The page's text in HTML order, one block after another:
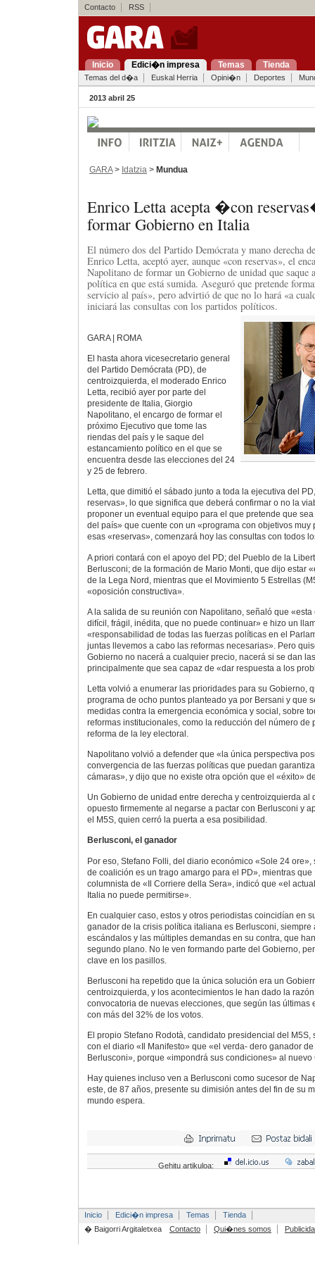
Contacto RSS
Inicio Edici�n impresa Temas Tienda
Temas del d�a Euskal Herria Opini�n Deportes
2013 abril 25
GARA> Idatzia > Mundua
Enrico Letta acepta �con
formar Gobierno en Italia
El número dos del Partido Demócrata y mano derecha
Enrico Letta, aceptó ayer, aunque «con reservas», el
Napolitano de formar un Gobierno de unidad que saque
política en que está sumida. Aseguró que pretende
servicio al país», pero advirtió de que no lo hará «a
iniciará las consultas con los partidos políticos.
GARA | ROMA
El hasta ahora vicesecretario general
del Partido Demócrata (PD), de
centroizquierda, el moderado Enrico
Letta, recibió ayer por parte del
presidente de Italia, Giorgio
Napolitano, el encargo de formar el
próximo Ejecutivo que tome las
riendas del país y le saque del
estancamiento político en el que se
encuentra desde las elecciones del 24
y 25 de febrero.
Letta, que dimitió el sábado junto a toda la ejecutiva del
reservas», lo que significa que deberá confirmar o no la
proponer un eventual equipo para el que pretende que
del país» que cuente con un «programa con objetivos muy
esas «reservas», comenzará hoy las consultas con todos
A priori contará con el apoyo del PD; del Pueblo de la
Berlusconi; de la formación de Mario Monti, que dijo estar
de la Lega Nord, mientras que el Movimiento 5 Estrellas
«oposición constructiva».
A la salida de su reunión con Napolitano, señaló que
difícil, frágil, inédita, que no puede continuar» e hizo un
«responsabilidad de todas las fuerzas políticas en el
juntas llevemos a cabo las reformas necesarias». Pero
Gobierno no nacerá a cualquier precio, nacerá si se dan
principalmente que sea capaz de «dar respuesta a los
Letta volvió a enumerar las prioridades para su Gobierno,
programa de ocho puntos planteado ya por Bersani y que
medidas contra la emergencia económica y social, sobre
reformas institucionales, como la reducción del número de
reforma de la ley electoral.
Napolitano volvió a defender que «la única perspectiva
convergencia de las fuerzas políticas que puedan
cámaras», y dijo que no existe otra opción que el «éxito»
Un Gobierno de unidad entre derecha y centroizquierda al
opuesto firmemente al negarse a pactar con Berlusconi y
el M5S, quien cerró la puerta a esa posibilidad.
Berlusconi, el ganador
Por eso, Stefano Folli, del diario económico «Sole 24
de coalición es un trago amargo para el PD», mientras que
columnista de «Il Corriere della Sera», indicó que «el
Italia no puede permitirse».
En cualquier caso, estos y otros periodistas coincidían en
ganador de la crisis política italiana es Berlusconi, siempre
escándalos y las múltiples demandas en su contra, que
segundo plano. No le ven formando parte del Gobierno,
clave en los pasillos.
Berlusconi ha repetido que la única solución era un
centroizquierda, y los acontecimientos le han dado la
convocatoria de nuevas elecciones, que según las últimas
con más del 32% de los votos.
El propio Stefano Rodotà, candidato presidencial del M5S,
con el diario «Il Manifesto» que «el verda- dero ganador
Berlusconi», porque «impondrá sus condiciones» al nuevo
Hay quienes incluso ven a Berlusconi como sucesor de
este, de 87 años, presente su dimisión antes del fin de su
mundo espera.
Gehitu artikuloa:
Inicio Edici�n impresa Temas
Tienda
� Baigorri Argitaletxea
Contacto Qui�nes somos